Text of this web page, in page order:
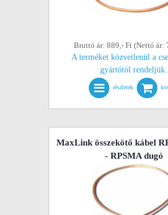
Bruttó ár: 889,- Ft (Nettó ár:
A terméket közvetlenül a
gyártótól rendeljük.
részletek
MaxLink összekötő kábel
- RPSMA dugó